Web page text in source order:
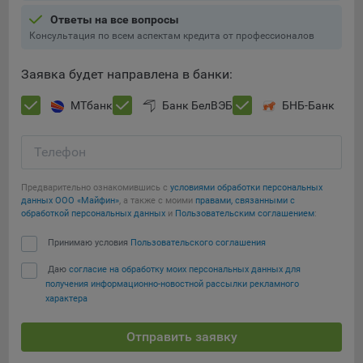
пользователей с сайтом.
контента. Данные файлы cookie собирают информацию о
позволяют Обществу «запомнить» информацию о
настраивать сайт.
9.4. Аналитические файлы cookie, например
Яндекс.Метрика, Google Analytics. Данные файлы cookie
использовал сайты, и позволяют Обществу вносить в них
Аналитические файлы cookie показывают, какие страницы
сайта Общества посещаются чаще всего, помогают
выявлять трудности, возникающие при использовании
сайта, а также позволяют оценить эффективность
рекламы. Благодаря этому у Общества есть возможность
Сохранить мои изменения
Сохранить по умолчанию
Ответы на все вопросы
Консультация по всем аспектам кредита от профессионалов
Заявка будет направлена в банки:
МТбанк Банк БелВЭБ БНБ-Банк
Телефон
Предварительно ознакомившись с условиями обработки персональных
данных ООО «Майфин», а также с моими правами, связанными с
обработкой персональных данных и Пользовательским соглашением:
Принимаю условия Пользовательского соглашения
Даю согласие на обработку моих персональных данных для
получения информационно-новостной рассылки рекламного
характера
Отправить заявку